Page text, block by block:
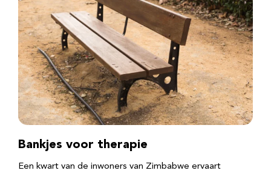
Bankjes voor therapie
Een kwart van de inwoners van Zimbabwe ervaart